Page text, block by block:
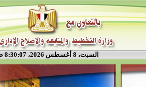
السبت، 8 أغسطس 2026، 8:30:07 ص